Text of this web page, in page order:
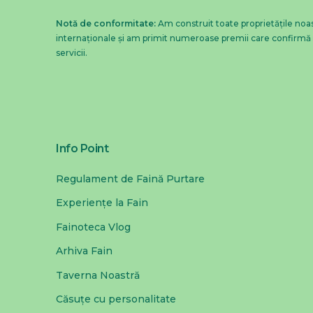
Notă de conformitate: Am construit toate proprietățile
internaționale și am primit numeroase premii care
servicii.
Info Point
Regulament de Faină Purtare
Experiențe la Fain
Fainoteca Vlog
Arhiva Fain
Taverna Noastră
Căsuțe cu personalitate